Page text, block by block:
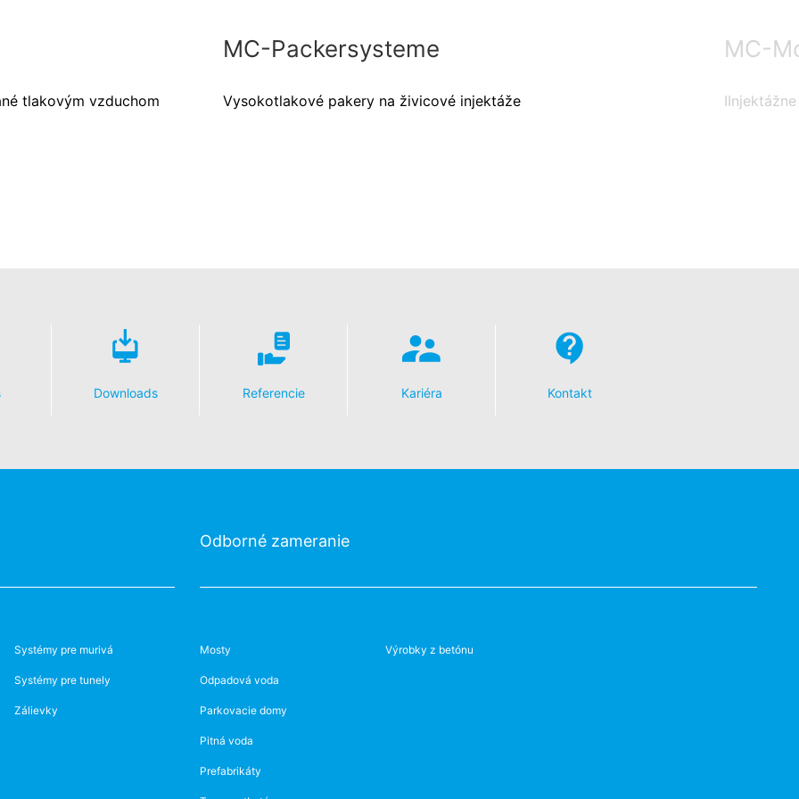
tlakovým vzduchom
MC-Packersysteme
Vysokotlakové pakery na živicové injektáže
MC-
Downloads Referencie Kariéra Kontakt
Systémy pre murivá
Systémy pre tunely
Zálievky
Odborné zameranie
Mosty
Odpadová voda
Parkovacie domy
Pitná voda
Prefabrikáty
Výrobky z betónu